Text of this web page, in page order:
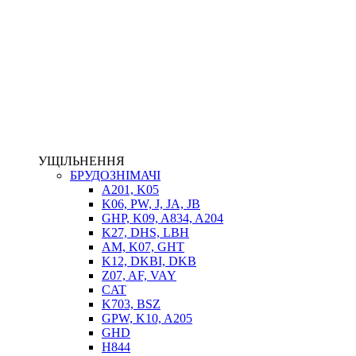
ВТУЛКИ
УЩІЛЬНЕННЯ
БРУДОЗНІМАЧІ
A201, K05
K06, PW, J, JA, JB
GHP, K09, A834, A204
K27, DHS, LBH
AM, K07, GHT
K12, DKBI, DKB
Z07, AF, VAY
CAT
K703, BSZ
GPW, K10, A205
GHD
H844